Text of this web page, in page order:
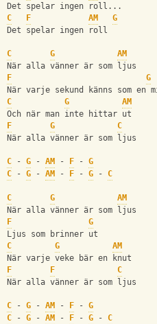
Det spelar ingen roll...
C
F AM
G
Det spelar ingen roll
C G
AM
När alla vänner är som ljus
F
G
När varje sekund känns som en
C
G
AM
Och när man inte hittar ut
F
G
C
När alla vänner är som ljus
C - G - AM - F - G
C - G - AM - F - G - C
C G
AM
När alla vänner är som ljus
F
G
Ljus som brinner ut
C
G
AM
När varje veke bär en knut
F
F
C
När alla vänner är som ljus
C - G - AM - F - G
C - G - AM - F - G - C